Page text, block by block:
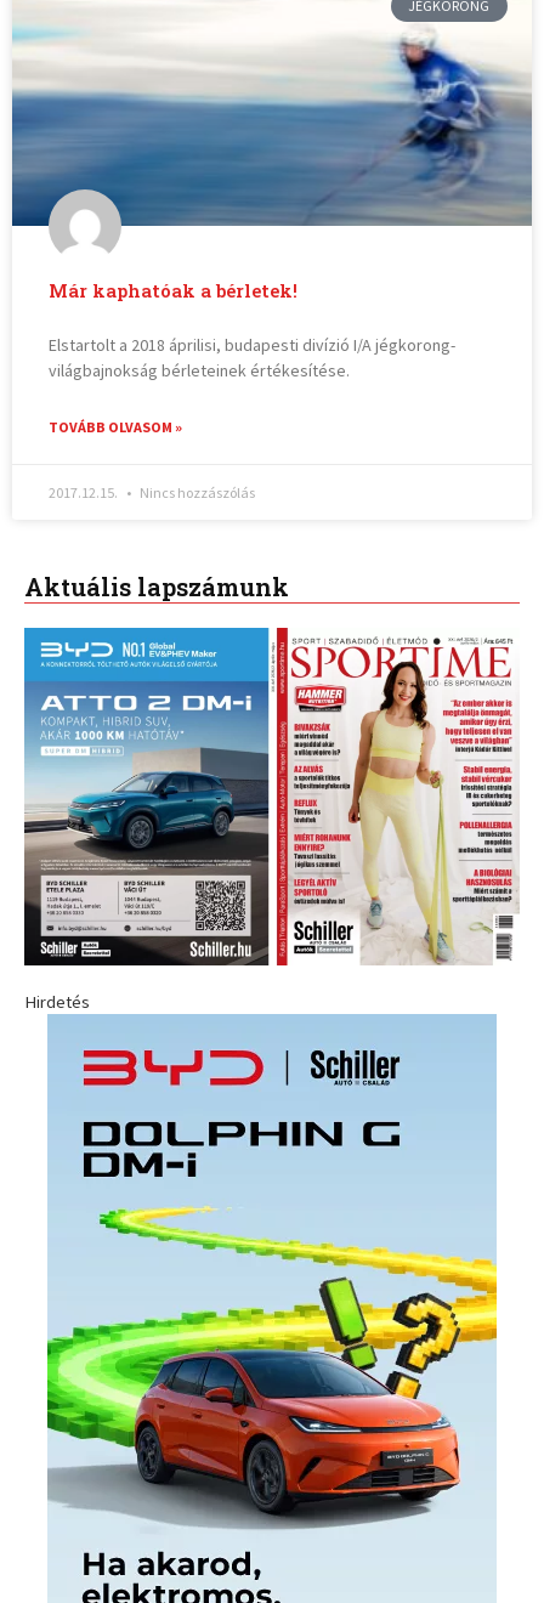
JÉGKORONG
Már kaphatóak a bérletek!
Elstartolt a 2018 áprilisi, budapesti divízió I/A jégkorong-
világbajnokság bérleteinek értékesítése.
TOVÁBB OLVASOM »
2017.12.15. Nincs hozzászólás
Aktuális lapszámunk
Hirdetés